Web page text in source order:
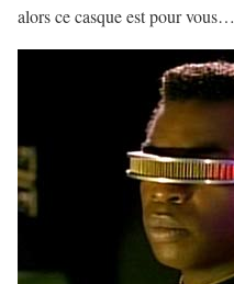
alors ce casque est pour vous…